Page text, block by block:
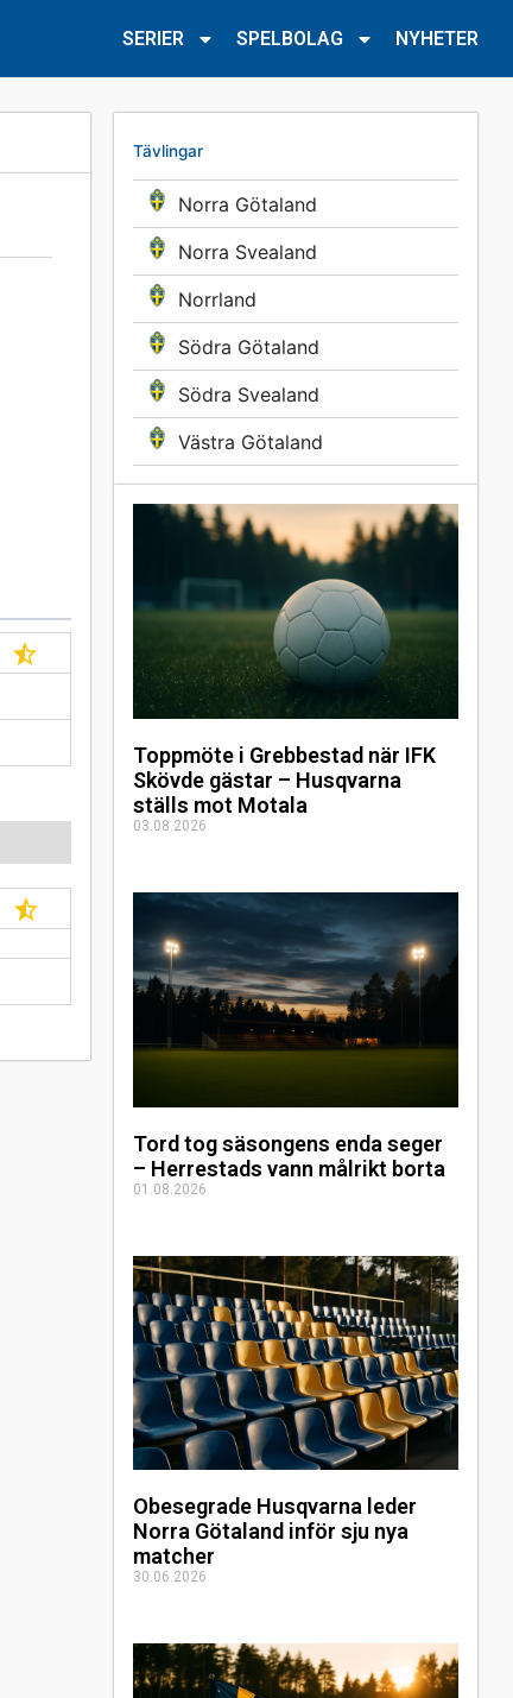
SERIER SPELBOLAG NYHETER
Tävlingar
Norra Götaland
Norra Svealand
Norrland
Södra Götaland
Södra Svealand
Västra Götaland
Toppmöte i Grebbestad när IFK
Skövde gästar – Husqvarna
ställs mot Motala
03.08.2026
Tord tog säsongens enda seger
– Herrestads vann målrikt borta
01.08.2026
Obesegrade Husqvarna leder
Norra Götaland inför sju nya
matcher
30.06.2026